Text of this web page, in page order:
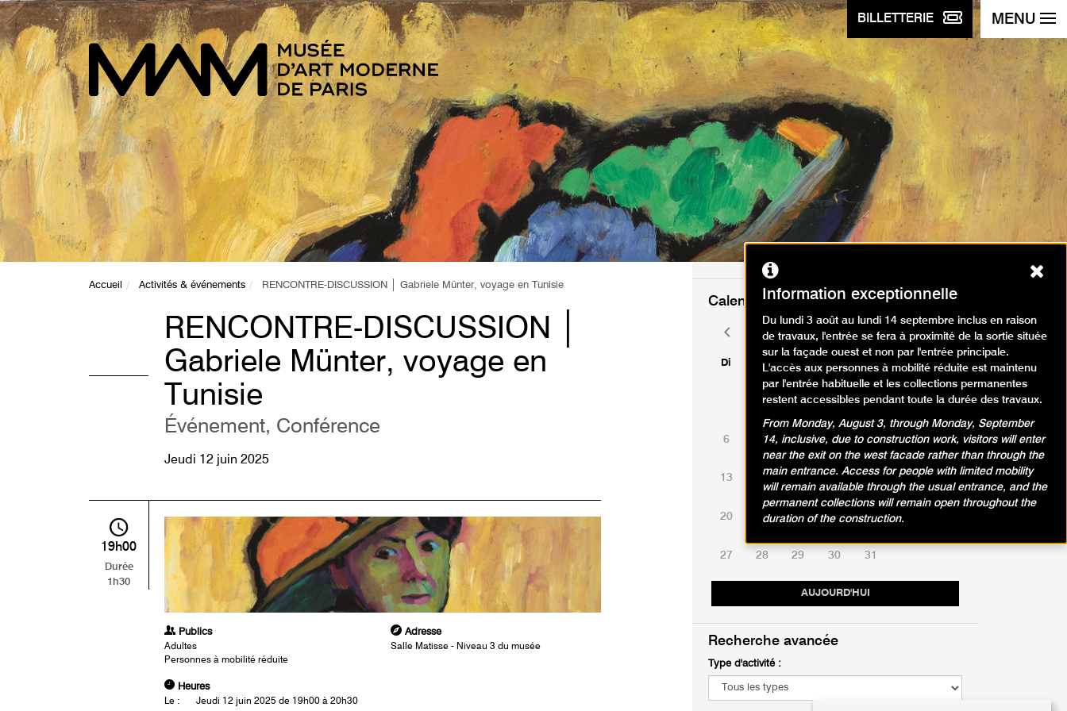
BILLETTERIE MENU
Accueil Activités & événements RENCONTRE-DISCUSSION │ Gabriele Münter, voyage en Tunisie
RENCONTRE-DISCUSSION │
Gabriele Münter, voyage en
Tunisie
Événement, Conférence
Jeudi 12 juin 2025
19h00
Durée
1h30
Publics
Adultes
Personnes à mobilité réduite
Adresse
Salle Matisse - Niveau 3 du musée
Heures
Le : Jeudi 12 juin 2025 de 19h00 à 20h30
Calendrier des événements
juillet 2025
Di Lu Ma Ve Sa
AUJOURD'HUI
1 2 3 4 5
6 7 8 9 10 11 12
13 14 15 16 17 18 19
20 21 22 23 24 25
27 28 29 30 31
Mois
précédent
Mois
suivant
Recherche avancée
Type d'activité :
Information exceptionnelle
Du lundi 3 août au lundi 14 septembre inclus en raison
de travaux, l'entrée se fera à proximité de la sortie située
sur la façade ouest et non par l'entrée principale.
L'accès aux personnes à mobilité réduite est maintenu
par l'entrée habituelle et les collections permanentes
restent accessibles pendant toute la durée des travaux.
From Monday, August 3, through Monday, September
14, inclusive, due to construction work, visitors will enter
near the exit on the west facade rather than through the
main entrance. Access for people with limited mobility
will remain available through the usual entrance, and the
permanent collections will remain open throughout the
duration of the construction.